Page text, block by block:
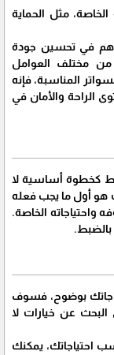
مثل الحماية
في تحسين جودة
من مختلف العوامل
المناسبة، فإنه
الراحة والأمان في
كخطوة أساسية لا
هو أول ما يجب فعله
واحتياجاته الخاصة.
بالضبط.
بوضوح، فسوف
عن خيارات لا
احتياجاتك، يمكنك